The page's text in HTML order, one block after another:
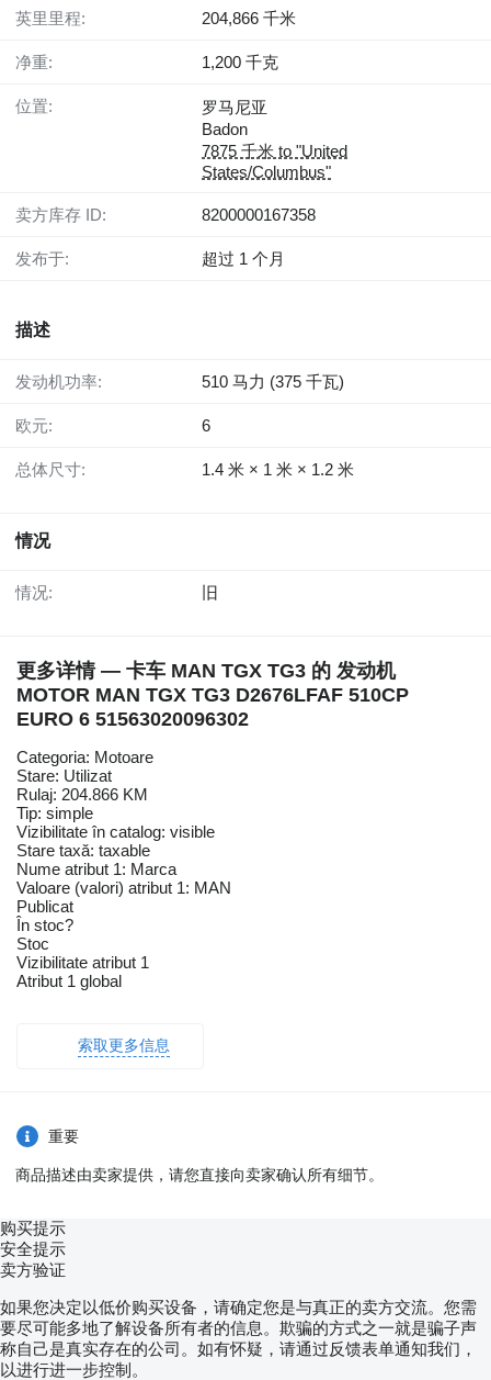
英里里程: 204,866 千米
净重: 1,200 千克
位置:
罗马尼亚
Badon
7875 千米 to "United
States/Columbus"
卖方库存 ID: 8200000167358
发布于: 超过 1 个月
描述
发动机功率: 510 马力 (375 千瓦)
欧元: 6
总体尺寸: 1.4 米 × 1 米 × 1.2 米
情况
情况: 旧
更多详情 — 卡车 MAN TGX TG3 的 发动机
MOTOR MAN TGX TG3 D2676LFAF 510CP
EURO 6 51563020096302
Categoria: Motoare
Stare: Utilizat
Rulaj: 204.866 KM
Tip: simple
Vizibilitate în catalog: visible
Stare taxă: taxable
Nume atribut 1: Marca
Valoare (valori) atribut 1: MAN
Publicat
În stoc?
Stoc
Vizibilitate atribut 1
Atribut 1 global
索取更多信息
重要
商品描述由卖家提供，请您直接向卖家确认所有细节。
购买提示
安全提示
卖方验证
如果您决定以低价购买设备，请确定您是与真正的卖方交流。您需
要尽可能多地了解设备所有者的信息。欺骗的方式之一就是骗子声
称自己是真实存在的公司。如有怀疑，请通过反馈表单通知我们，
以进行进一步控制。